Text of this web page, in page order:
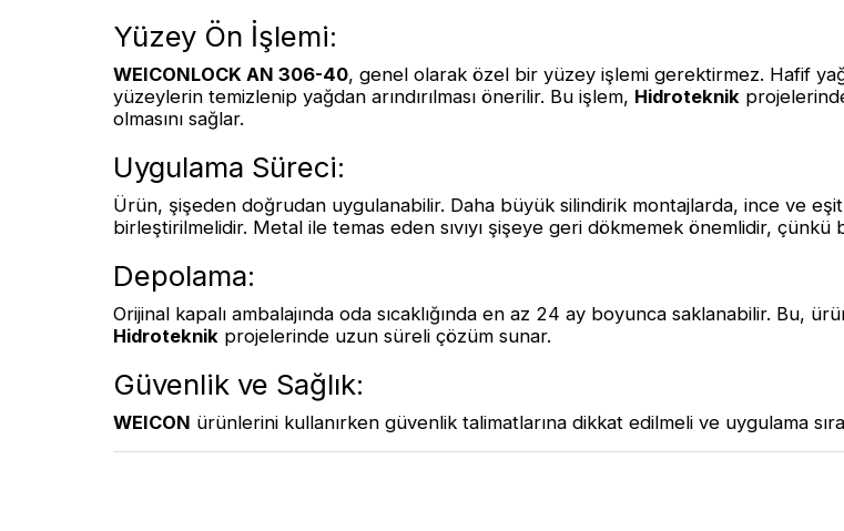
Yüzey Ön İşlemi:
WEICONLOCK AN 306-40, genel olarak özel bir yüzey işlemi gerektirmez. Hafif
yüzeylerin temizlenip yağdan arındırılması önerilir. Bu işlem, Hidroteknik
olmasını sağlar.
Uygulama Süreci:
Ürün, şişeden doğrudan uygulanabilir. Daha büyük silindirik montajlarda, ince ve
birleştirilmelidir. Metal ile temas eden sıvıyı şişeye geri dökmemek önemlidir,
Depolama:
Orijinal kapalı ambalajında oda sıcaklığında en az 24 ay boyunca saklanabilir. Bu,
Hidroteknik projelerinde uzun süreli çözüm sunar.
Güvenlik ve Sağlık:
WEICON ürünlerini kullanırken güvenlik talimatlarına dikkat edilmeli ve uygulama